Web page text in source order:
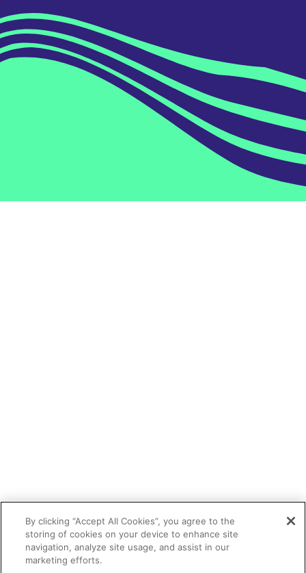
By clicking “Accept All Cookies”, you agree to the
storing of cookies on your device to enhance site
navigation, analyze site usage, and assist in our
marketing efforts.